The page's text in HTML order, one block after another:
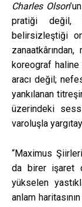
Charles Olson
pratiği değil,
belirsizleştiği
koreograf haline
aracı değil;
yankılanan
üzerindeki
varoluşla
“Maximus
da birer işaret
yükselen
anlam